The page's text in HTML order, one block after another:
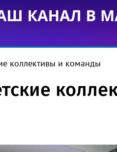
коллективы и команды